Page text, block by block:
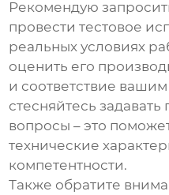
Рекомендую
провести тестовое
реальных условиях
оценить его
и соответствие
стесняйтесь
вопросы – это
технические
компетентности.
Также обратите